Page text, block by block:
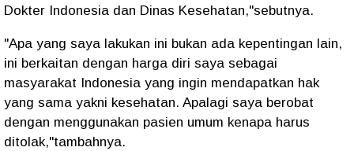
Dokter Indonesia dan Dinas Kesehatan,"sebutnya.
"Apa yang saya lakukan ini bukan ada kepentingan lain,
ini berkaitan dengan harga diri saya sebagai
masyarakat Indonesia yang ingin mendapatkan hak
yang sama yakni kesehatan. Apalagi saya berobat
dengan menggunakan pasien umum kenapa harus
ditolak,"tambahnya.